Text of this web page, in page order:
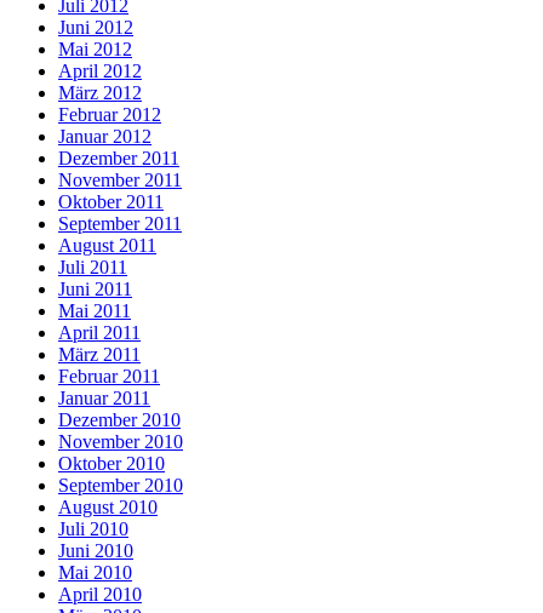
Juli 2012
Juni 2012
Mai 2012
April 2012
März 2012
Februar 2012
Januar 2012
Dezember 2011
November 2011
Oktober 2011
September 2011
August 2011
Juli 2011
Juni 2011
Mai 2011
April 2011
März 2011
Februar 2011
Januar 2011
Dezember 2010
November 2010
Oktober 2010
September 2010
August 2010
Juli 2010
Juni 2010
Mai 2010
April 2010